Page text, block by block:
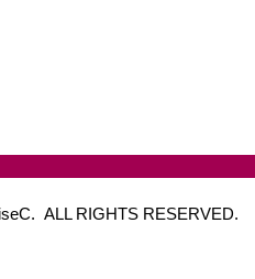
ALL RIGHTS RESERVED.